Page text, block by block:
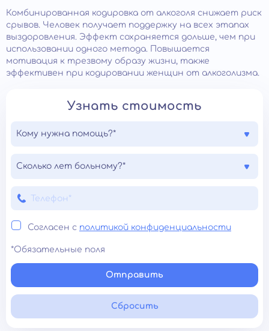
Комбинированная кодировка от алкоголя снижает риск
срывов. Человек получает поддержку на всех этапах
выздоровления. Эффект сохраняется дольше, чем при
использовании одного метода. Повышается
мотивация к трезвому образу жизни, также
эффективен при кодировании женщин от алкоголизма.
Узнать стоимость
Кому нужна помощь?*
Сколько лет больному?*
Согласен с политикой конфиденциальности
*Обязательные поля
Отправить
Сбросить